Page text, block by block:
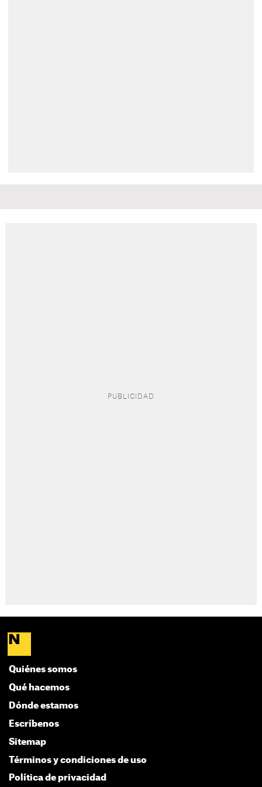
Quiénes somos
Qué hacemos
Dónde estamos
Escríbenos
Sitemap
Términos y condiciones de uso
Política de privacidad